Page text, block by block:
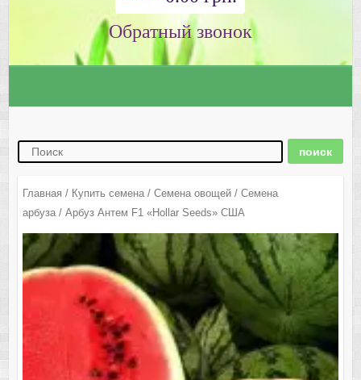
Главная / Купить семена/ Семена овощей/ Семена
арбуза/ Арбуз Антем F1 «Hollar Seeds» США